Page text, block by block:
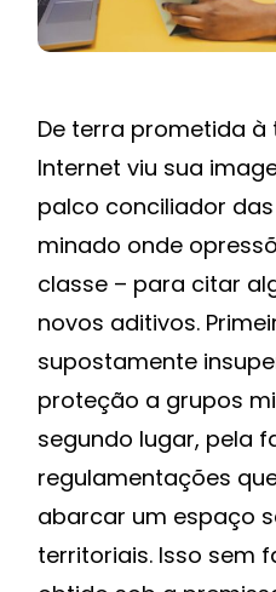
De terra prometida à
Internet viu sua
palco conciliador
minado onde
classe – para citar
novos aditivos.
supostamente
proteção a grupos
segundo lugar, pela
regulamentações
abarcar um espaço
territoriais. Isso sem